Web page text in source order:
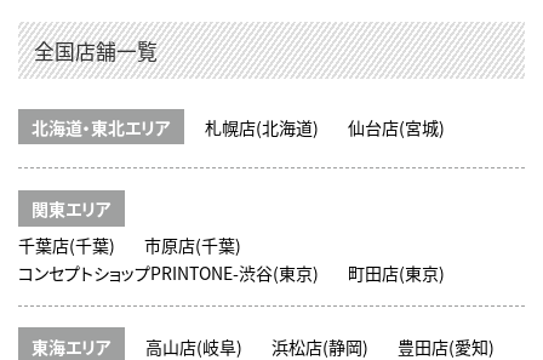
全国店舗一覧
北海道・東北エリア 札幌店(北海道) 仙台店(宮城)
関東エリア
千葉店(千葉)
市原店(千葉)
コンセプトショップPRINTONE-渋谷(東京)
町田店(東京)
東海エリア 高山店(岐阜) 浜松店(静岡) 豊田店(愛知)